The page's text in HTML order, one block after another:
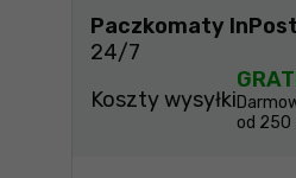
Paczkomaty InPost
24/7
Koszty wysyłki
od 250